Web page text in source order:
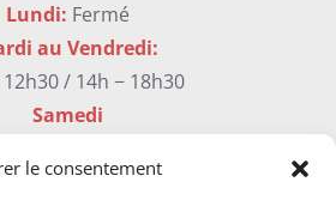
le consentement
Lundi: Fermé
au Vendredi:
/ 14h − 18h30
Samedi